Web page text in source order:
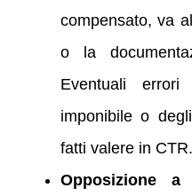
compensato, va
o la
Eventuali
imponibile o
fatti valere in CTR.
Opposizione a